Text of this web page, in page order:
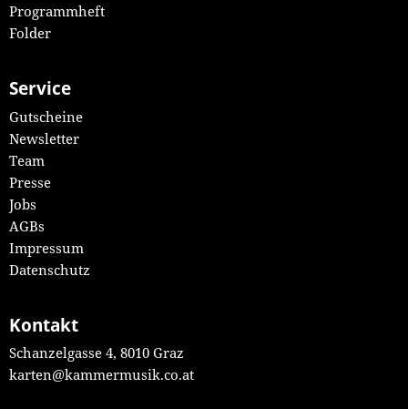
Programmheft
Folder
Service
Gutscheine
Newsletter
Team
Presse
Jobs
AGBs
Impressum
Datenschutz
Kontakt
Schanzelgasse 4, 8010 Graz
karten@kammermusik.co.at